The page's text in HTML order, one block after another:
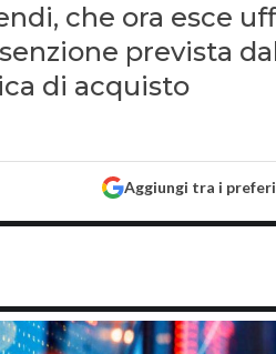
che ora esce
prevista
di acquisto
Aggiungi tra i